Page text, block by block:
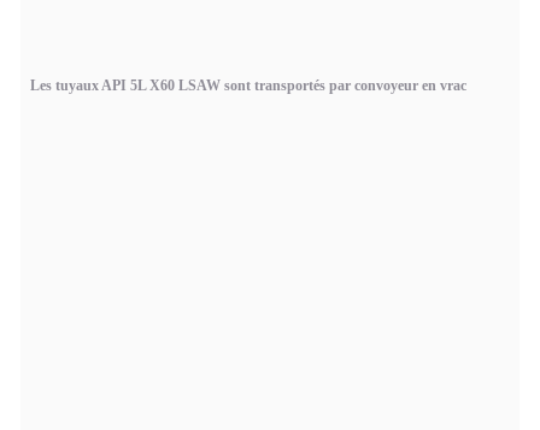
Les tuyaux API 5L X60 LSAW sont transportés par convoyeur en vrac